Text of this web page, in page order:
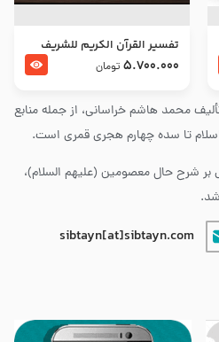
محمد هاشم خراسانی، از جمله منابع
اسلام تا سده چهارم هجری قمری است.
شرح حال معصومین (علیهم السلام)،
sibtayn[at]sibtayn.com
تفسير القرآن الكريم للشريف
المرتضي قدس سرّه
5.700.000 تومان